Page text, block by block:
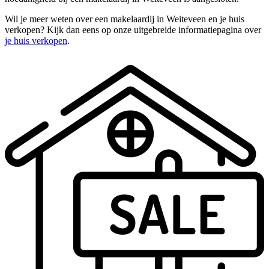
Wil je meer weten over een makelaardij in Weiteveen en je huis
verkopen? Kijk dan eens op onze uitgebreide informatiepagina over
je huis verkopen.